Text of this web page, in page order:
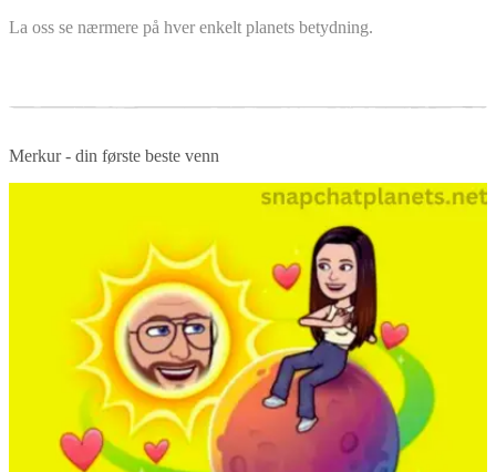
La oss se nærmere på hver enkelt planets betydning.
Merkur - din første beste venn